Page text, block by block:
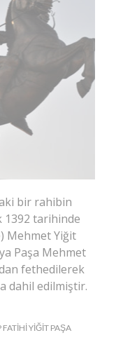
bir rahibin
1392 tarihinde
Mehmet Yiğit
Paşa Mehmet
fethedilerek
dahil edilmiştir.
FATIHI YIĞIT PAŞA